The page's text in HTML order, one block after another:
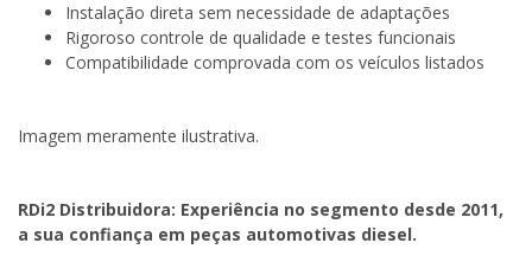
Instalação direta sem necessidade de adaptações
Rigoroso controle de qualidade e testes funcionais
Compatibilidade comprovada com os veículos listados
Imagem meramente ilustrativa.
RDi2 Distribuidora: Experiência no segmento desde 2011,
a sua confiança em peças automotivas diesel.